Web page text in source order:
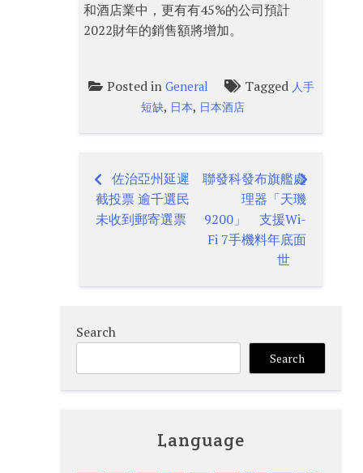
和酒店業中，更有有45%的公司預計
2022財年的銷售額將增加。
Posted in General Tagged 人手
短缺, 日本, 日本酒店
Post
navigation
佐治亞州延遲
截投票 逾千選民
未收到郵寄選票
聯發科發布旗艦處
理器「天璣
9200」 支援Wi-
Fi 7手機料年底面
世
Search
Search
Language